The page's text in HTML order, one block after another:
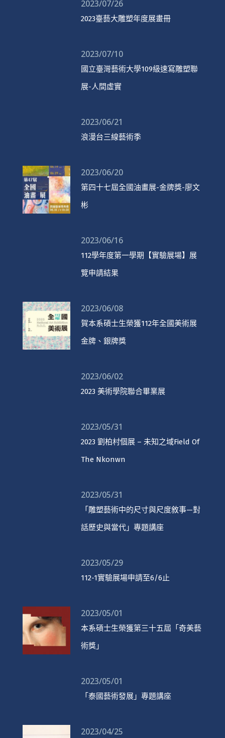
2023/07/26
2023臺藝大雕塑年度展畫冊
2023/07/10
國立臺灣藝術大學109級速寫雕塑聯
展-人間虛實
2023/06/21
浪漫台三線藝術季
2023/06/20
第四十七屆全國油畫展-金牌獎-廖文
彬
2023/06/16
112學年度第一學期【實驗展場】展
覽申請結果
2023/06/08
賀本系碩士生榮獲112年全國美術展
金牌、銀牌獎
2023/06/02
2023 美術學院聯合畢業展
2023/05/31
2023 劉柏村個展 – 未知之域Field Of
The Nkonwn
2023/05/31
「雕塑藝術中的尺寸與尺度敘事—對
話歷史與當代」專題講座
2023/05/29
112-1實驗展場申請至6/6止
2023/05/01
本系碩士生榮獲第三十五屆「奇美藝
術獎」
2023/05/01
「泰國藝術發展」專題講座
2023/04/25